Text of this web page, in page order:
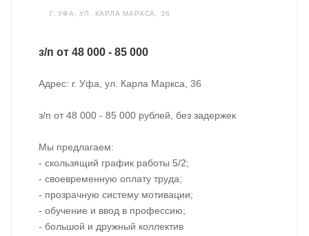
Г. УФА, УЛ. КАРЛА МАРКСА, 36
з/п от 48 000 - 85 000
Адрес: г. Уфа, ул. Карла Маркса, 36
з/п от 48 000 - 85 000 рублей, без задержек
Мы предлагаем:
- скользящий график работы 5/2;
- своевременную оплату труда;
- прозрачную систему мотивации;
- обучение и ввод в профессию;
- большой и дружный коллектив